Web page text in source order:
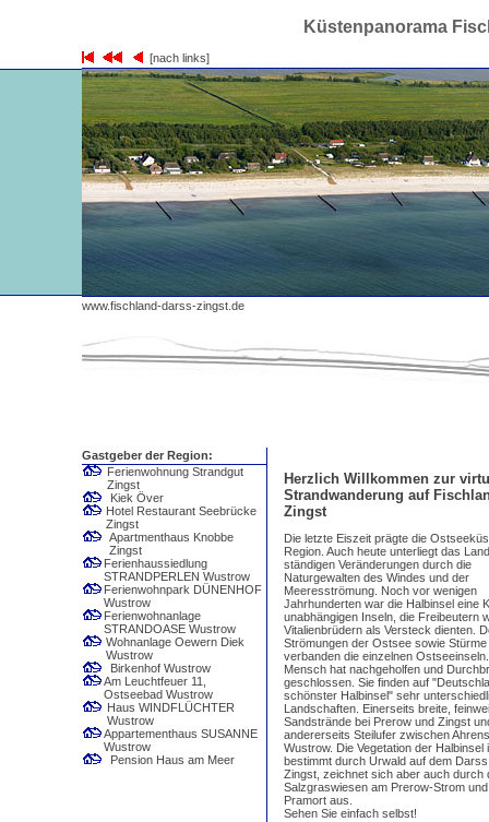
Küstenpanorama
[nach links]
www.fischland-darss-zingst.de
Gastgeber der Region:
Ferienwohnung Strandgut
Zingst
Kiek Över
Hotel Restaurant Seebrücke
Zingst
Apartmenthaus Knobbe
Zingst
Ferienhaussiedlung
STRANDPERLEN Wustrow
Ferienwohnpark DÜNENHOF
Wustrow
Ferienwohnanlage
STRANDOASE Wustrow
Wohnanlage Oewern Diek
Wustrow
Birkenhof Wustrow
Am Leuchtfeuer 11,
Ostseebad Wustrow
Haus WINDFLÜCHTER
Wustrow
Appartementhaus SUSANNE
Wustrow
Pension Haus am Meer
Herzlich Willkommen zur
Strandwanderung auf
Zingst
Die letzte Eiszeit prägte die
Region. Auch heute unterliegt das Land
ständigen Veränderungen durch die
Naturgewalten des Windes und der
Meeresströmung. Noch vor wenigen
Jahrhunderten war die Halbinsel eine
unabhängigen Inseln, die Freibeutern
Vitalienbrüdern als Versteck dienten.
Strömungen der Ostsee sowie Stürme
verbanden die einzelnen
Mensch hat nachgeholfen und
geschlossen. Sie finden auf
schönster Halbinsel" sehr
Landschaften. Einerseits breite,
Sandstrände bei Prerow und Zingst
andererseits Steilufer zwischen
Wustrow. Die Vegetation der Halbinsel
bestimmt durch Urwald auf dem
Zingst, zeichnet sich aber auch durch
Salzgraswiesen am Prerow-Strom
Pramort aus.
Sehen Sie einfach selbst!